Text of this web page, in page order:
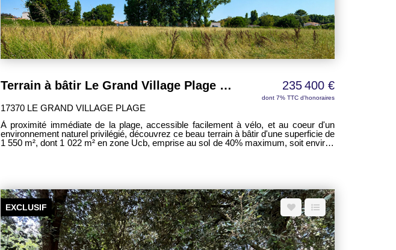
Terrain à bâtir Le Grand Village Plage 1550 m² 235 400 €
dont 7% TTC d'honoraires
17370 LE GRAND VILLAGE PLAGE
À proximité immédiate de la plage, accessible facilement à vélo, et au coeur d'un
environnement naturel privilégié, découvrez ce beau terrain à bâtir d'une superficie de
1 550 m², dont 1 022 m² en zone Ucb, emprise au sol de 40% maximum, soit environ
électricité, assainissement) auprès des concessionnaires . À noter : ce terrain ne
peut être acquis que dans le cadre de la construction d'une résidence principale. Une
belle opportunité pour concrétiser votre projet de vie dans un cadre naturel recherché,
entre océan et forêt, alliant qualité de vie et sérénité.
EXCLUSIF